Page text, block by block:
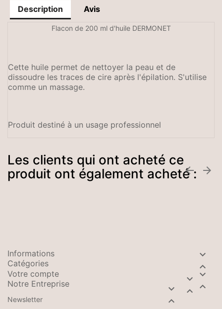
Description Avis
Flacon de 200 ml d'huile DERMONET
Cette huile permet de nettoyer la peau et de
dissoudre les traces de cire après l'épilation. S'utilise
comme un massage.
Produit destiné à un usage professionnel
Les clients qui ont acheté ce
produit ont également acheté :
 
Informations


Catégories


Votre compte


Notre Entreprise


Newsletter